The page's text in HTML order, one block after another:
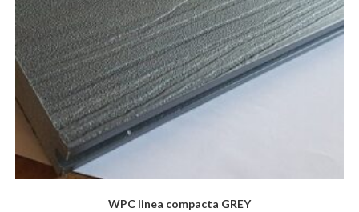
WPC linea compacta GREY